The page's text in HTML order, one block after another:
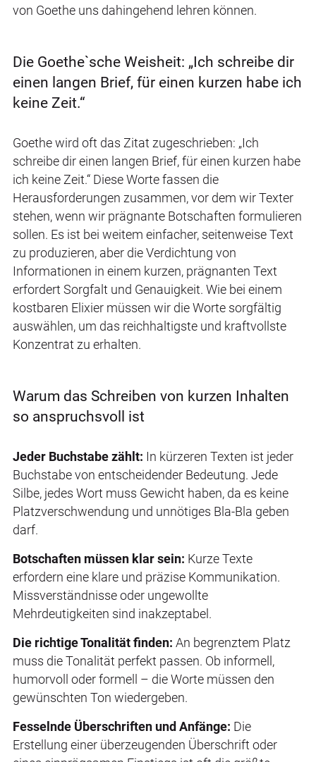
von Goethe uns dahingehend lehren können.
Die Goethe`sche Weisheit: „Ich schreibe dir
einen langen Brief, für einen kurzen habe ich
keine Zeit.“
Goethe wird oft das Zitat zugeschrieben: „Ich
schreibe dir einen langen Brief, für einen kurzen habe
ich keine Zeit.“ Diese Worte fassen die
Herausforderungen zusammen, vor dem wir Texter
stehen, wenn wir prägnante Botschaften formulieren
sollen. Es ist bei weitem einfacher, seitenweise Text
zu produzieren, aber die Verdichtung von
Informationen in einem kurzen, prägnanten Text
erfordert Sorgfalt und Genauigkeit. Wie bei einem
kostbaren Elixier müssen wir die Worte sorgfältig
auswählen, um das reichhaltigste und kraftvollste
Konzentrat zu erhalten.
Warum das Schreiben von kurzen Inhalten
so anspruchsvoll ist
Jeder Buchstabe zählt: In kürzeren Texten ist jeder
Buchstabe von entscheidender Bedeutung. Jede
Silbe, jedes Wort muss Gewicht haben, da es keine
Platzverschwendung und unnötiges Bla-Bla geben
darf.
Botschaften müssen klar sein: Kurze Texte
erfordern eine klare und präzise Kommunikation.
Missverständnisse oder ungewollte
Mehrdeutigkeiten sind inakzeptabel.
Die richtige Tonalität finden: An begrenztem Platz
muss die Tonalität perfekt passen. Ob informell,
humorvoll oder formell – die Worte müssen den
gewünschten Ton wiedergeben.
Fesselnde Überschriften und Anfänge: Die
Erstellung einer überzeugenden Überschrift oder